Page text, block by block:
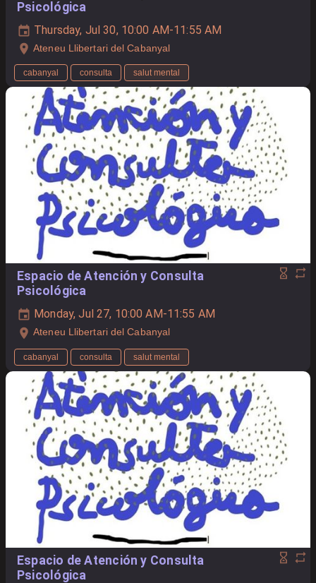
Psicológica
Thursday, Jul 30, 10:00 AM-11:55 AM
Ateneu Llibertari del Cabanyal
cabanyal consulta salut mental
Espacio de Atención y Consulta
Psicológica
Monday, Jul 27, 10:00 AM-11:55 AM
Ateneu Llibertari del Cabanyal
cabanyal consulta salut mental
Espacio de Atención y Consulta
Psicológica